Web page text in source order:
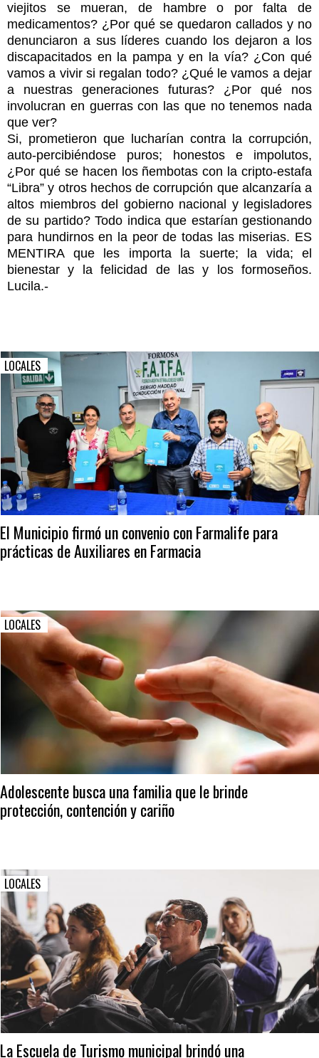
viejitos se mueran, de hambre o por falta de
medicamentos? ¿Por qué se quedaron callados y no
denunciaron a sus líderes cuando los dejaron a los
discapacitados en la pampa y en la vía? ¿Con qué
vamos a vivir si regalan todo? ¿Qué le vamos a dejar
a nuestras generaciones futuras? ¿Por qué nos
involucran en guerras con las que no tenemos nada
que ver?
Si, prometieron que lucharían contra la corrupción,
auto-percibiéndose puros; honestos e impolutos,
¿Por qué se hacen los ñembotas con la cripto-estafa
“Libra” y otros hechos de corrupción que alcanzaría a
altos miembros del gobierno nacional y legisladores
de su partido? Todo indica que estarían gestionando
para hundirnos en la peor de todas las miserias. ES
MENTIRA que les importa la suerte; la vida; el
bienestar y la felicidad de las y los formoseños.
Lucila.-
LOCALES
El Municipio firmó un convenio con Farmalife para
prácticas de Auxiliares en Farmacia
LOCALES
Adolescente busca una familia que le brinde
protección, contención y cariño
LOCALES
La Escuela de Turismo municipal brindó una